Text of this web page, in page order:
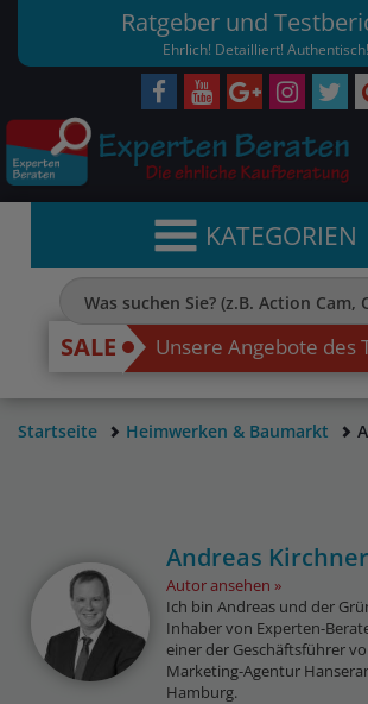
Ratgeber und
Ehrlich! Detailliert! Authentisch!
KATEGORIEN
SALE Unsere Angebote des
Startseite Heimwerken & Baumarkt
Andreas Kirchner
Autor ansehen
Ich bin Andreas und der
Inhaber von Experten-
einer der Geschäftsführer
Marketing-Agentur
Hamburg.